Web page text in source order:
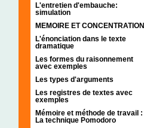
L'entretien d'embauche:
simulation
MEMOIRE ET CONCENTRATION
L'énonciation dans le texte
dramatique
Les formes du raisonnement
avec exemples
Les types d'arguments
Les registres de textes avec
exemples
Mémoire et méthode de travail :
La technique Pomodoro